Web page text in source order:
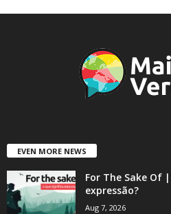
EVEN MORE NEWS
For The Sake Of
expressão?
Aug 7, 2026